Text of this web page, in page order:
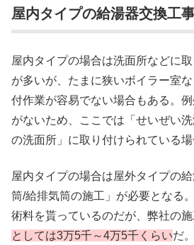
屋内タイプの給湯器交換工
屋内タイプの場合は洗面所などに
が多いが、たまに狭いボイラー室
付作業が容易でない場合もある。
がないため、ここでは「せいぜい
の洗面所」に取り付けられている場
屋内タイプの場合は屋外タイプの
筒/給排気筒の施工」が必要となる
術料を貰っているのだが、弊社の
としては3万5千～4万5千くらいだ